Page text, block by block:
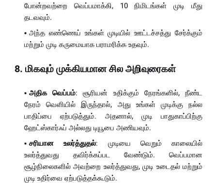
போன்றவற்றை வெப்பமாக்கி, 10 நிமிடங்கள் முடி மீது
தடவவும்.
அந்த எண்ணெய் உங்கள் முடியில் ஊட்டச்சத்து சேர்க்கும்
மற்றும் முடி கருமையாக பராமரிக்க உதவும்.
8. மிகவும் முக்கியமான சில அறிவுரைகள்
அதிக வெப்பம்: சூரியன் உதிக்கும் நேரங்களில், நீண்ட
நேரம் வெளியில் இருந்தால், அது உங்கள் முடிக்கு நல்ல
பாதிப்பை ஏற்படுத்தும். அதனால், முடி பாதுகாப்பிற்கு
ஹேட்ஸ்கார்ஃப் அல்லது டியூபை அணியவும்.
சரியான உலர்த்துதல்: முடியை வெறும் காலையில்
உலர்த்துவது தவிர்க்கப்பட வேண்டும். வெப்பமான
சூழ்நிலைகளில் அவற்றை உலர்த்துவது, முடி உடைதல் மற்றும்
முடி உதிர்வை ஏற்படுத்தக்கூடும்.